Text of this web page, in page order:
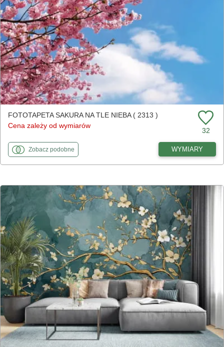
FOTOTAPETA SAKURA NA TLE NIEBA ( 2313 )
Cena zależy od wymiarów
32
Zobaczfototapety
podobnedo Sakura na tle nieba WYMIARY